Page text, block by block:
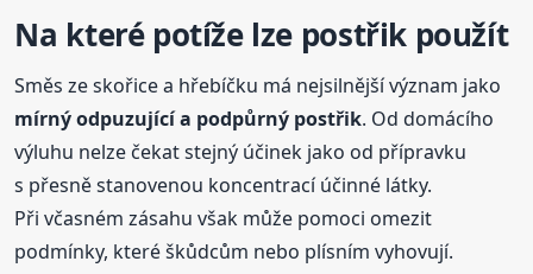
Na které potíže lze postřik použít
Směs ze skořice a hřebíčku má nejsilnější význam jako
mírný odpuzující a podpůrný postřik. Od domácího
výluhu nelze čekat stejný účinek jako od přípravku
s přesně stanovenou koncentrací účinné látky.
Při včasném zásahu však může pomoci omezit
podmínky, které škůdcům nebo plísním vyhovují.